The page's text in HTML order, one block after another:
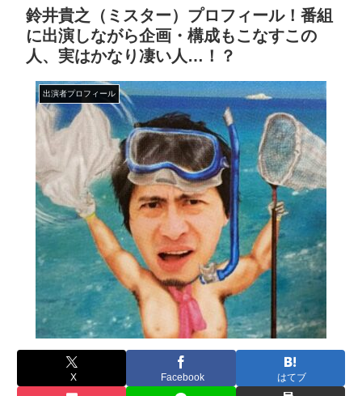
鈴井貴之（ミスター）プロフィール！番組
に出演しながら企画・構成もこなすこの
人、実はかなり凄い人…！？
出演者プロフィール
X Facebook はてブ